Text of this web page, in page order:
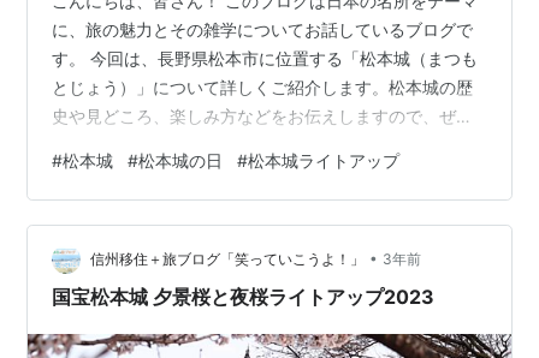
に、旅の魅力とその雑学についてお話しているブログで
す。 今回は、長野県松本市に位置する「松本城（まつも
とじょう）」について詳しくご紹介します。松本城の歴
史や見どころ、楽しみ方などをお伝えしますので、ぜひ
#松本城 #松本城の日 #松本城ライトアップ
信州移住＋旅ブログ「笑っていこうよ！」 • 3年前
国宝松本城 夕景桜と夜桜ライトアップ2023